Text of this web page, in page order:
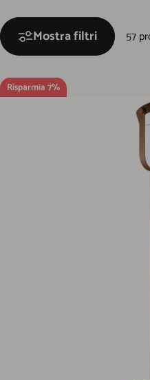
Mostra filtri 57
Risparmia 7%